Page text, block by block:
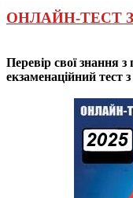
ОНЛАЙН-ТЕСТ
Перевір свої знання
екзаменаційний тест